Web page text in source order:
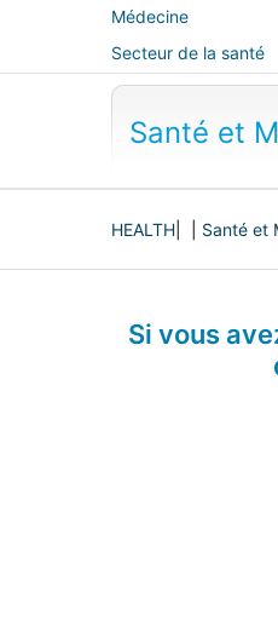
Médecine
alternative
Secteur de la santé
Santé et
HEALTH Santé et
Si vous